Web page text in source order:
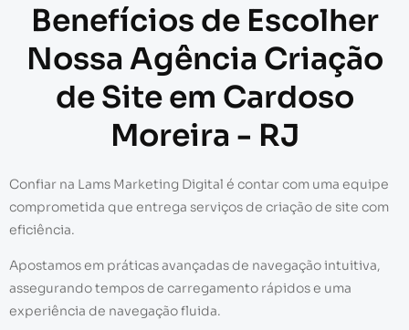
Benefícios de Escolher
Nossa Agência Criação
de Site em Cardoso
Moreira - RJ
Confiar na Lams Marketing Digital é contar com uma equipe
comprometida que entrega serviços de criação de site com
eficiência.
Apostamos em práticas avançadas de navegação intuitiva,
assegurando tempos de carregamento rápidos e uma
experiência de navegação fluida.